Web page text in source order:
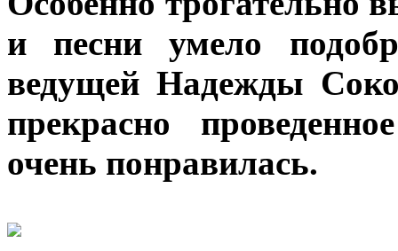
и песни умело
ведущей Надежды
прекрасно
очень понравилась.